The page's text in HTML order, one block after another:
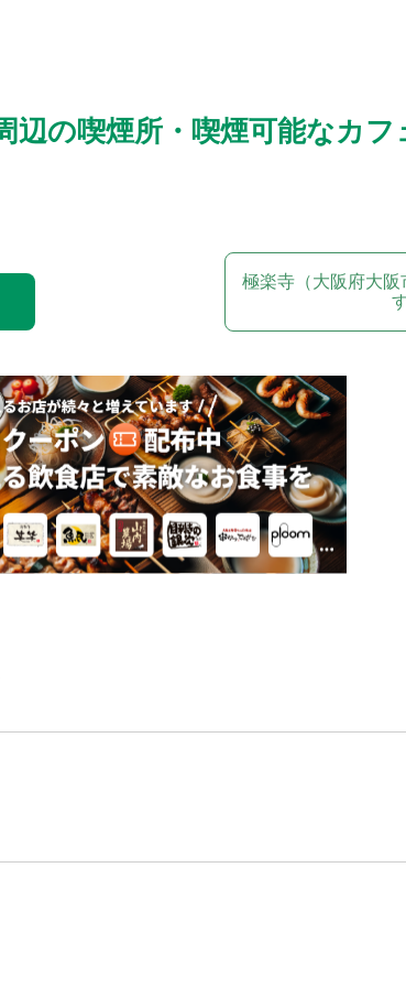
辺の喫煙所・喫煙可能なカフ
極楽寺（大阪府大